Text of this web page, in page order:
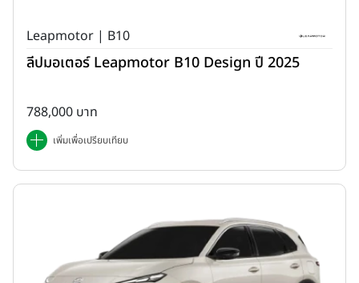
Leapmotor | B10
ลีปมอเตอร์ Leapmotor B10 Design ปี 2025
788,000 บาท
เพิ่มเพื่อเปรียบเทียบ